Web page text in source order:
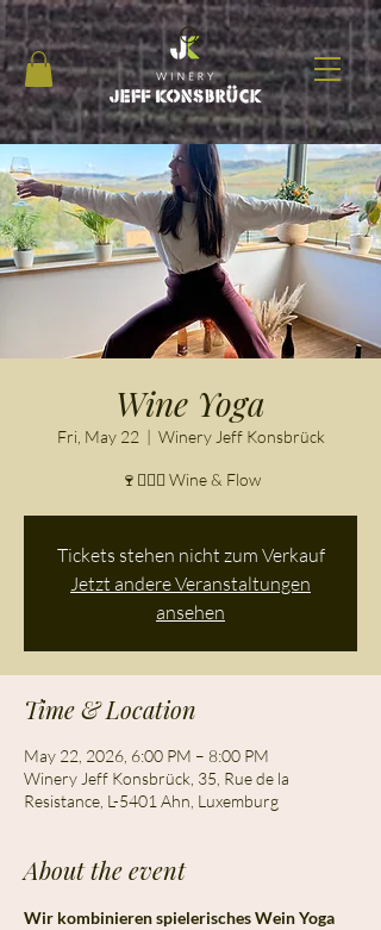
Wine Yoga
Fri, May 22
  |
Winery Jeff Konsbrück
🍷🧘‍♀️✨ Wine & Flow
Tickets stehen nicht zum Verkauf
Jetzt andere Veranstaltungen
ansehen
Time & Location
May 22, 2026, 6:00 PM – 8:00 PM
Winery Jeff Konsbrück, 35, Rue de la
Resistance, L-5401 Ahn, Luxemburg
About the event
Wir kombinieren spielerisches Wein Yoga